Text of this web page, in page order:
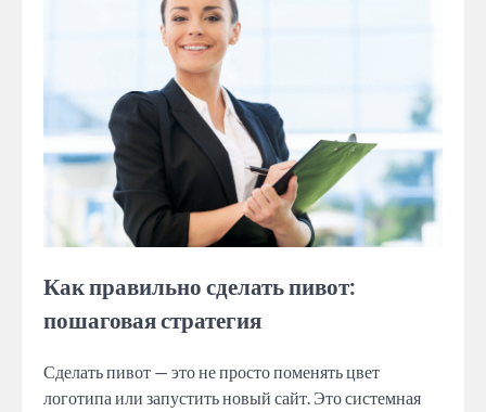
Как правильно сделать пивот:
пошаговая стратегия
Сделать пивот — это не просто поменять цвет
логотипа или запустить новый сайт. Это системная